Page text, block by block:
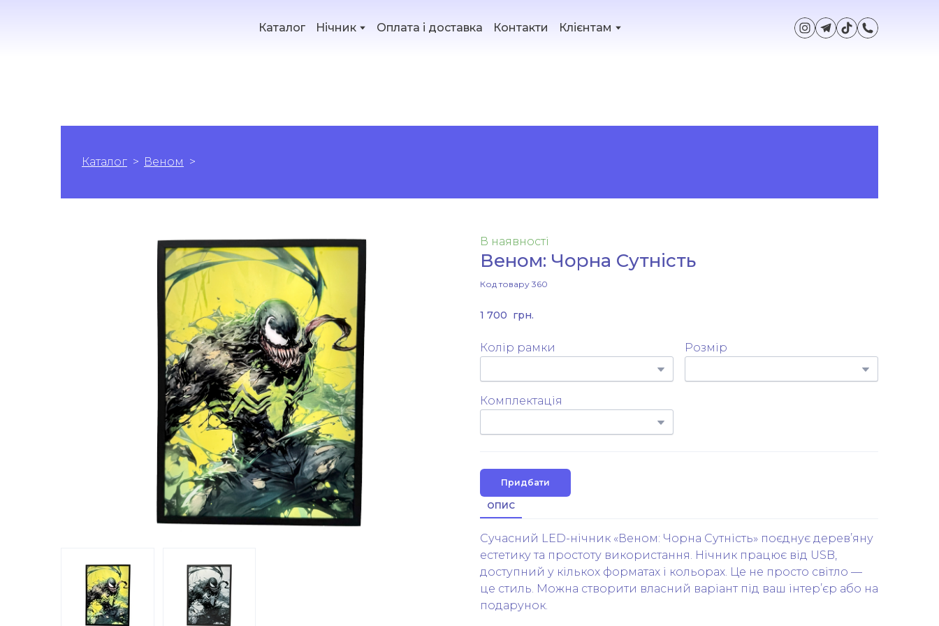
Каталог Нічник Оплата і доставка Контакти Клієнтам
Каталог Веном
В наявності
Веном: Чорна Сутність
Код товару 360
1 700  грн.
Колір рамки Розмір
Комплектація
Придбати
ОПИС
Сучасний LED-нічник «Веном: Чорна Сутність» поєднує дерев’яну
естетику та простоту використання. Нічник працює від USB,
доступний у кількох форматах і кольорах. Це не просто світло —
це стиль. Можна створити власний варіант під ваш інтер’єр або на
подарунок.